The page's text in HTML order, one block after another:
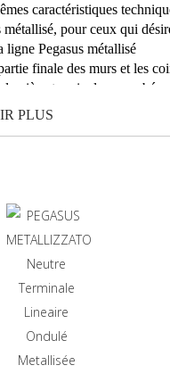
caractéristiques
métallisé, pour ceux qui
ligne Pegasus métallisé
finale des murs et les
pièce terminale recourbée
des murs «en
harmonie conceptuelle
pièce terminale recourbée
et brillant en
PLUS